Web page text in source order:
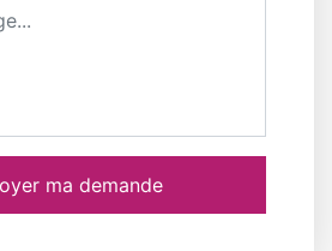
ma demande